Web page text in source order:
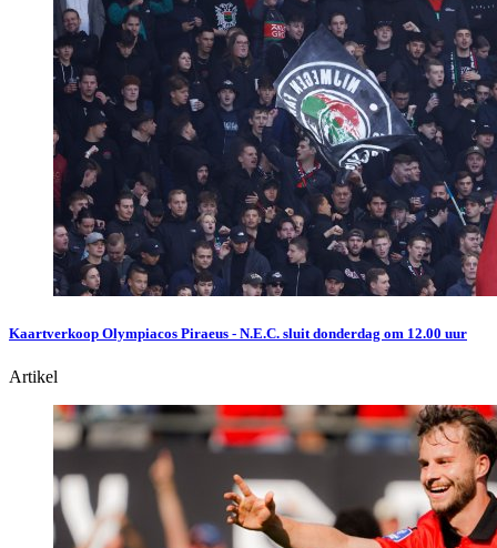
Kaartverkoop Olympiacos Piraeus - N.E.C. sluit donderdag om 12.00 uur
Artikel